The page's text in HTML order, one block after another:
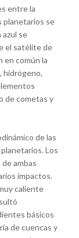
entre la
planetarios se
se
el satélite de
en común la
hidrógeno,
de cometas y
de las
Los
ambas
impactos.
caliente
básicos
de cuencas y